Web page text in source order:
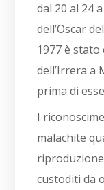
dal 20 al 24
dell’Oscar
1977 è
dell’Irrera a
prima di
I
malachite
custoditi da